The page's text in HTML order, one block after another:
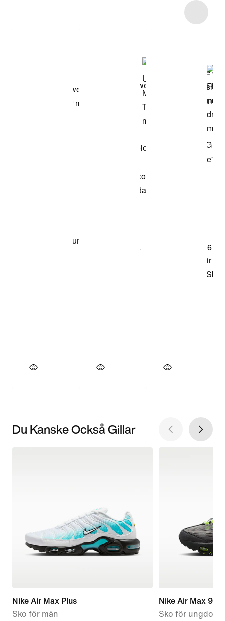
Du Kanske Också Gillar
Nike Air Max Plus
Sko för män
Nike Air Max 95
Sko för ungdom